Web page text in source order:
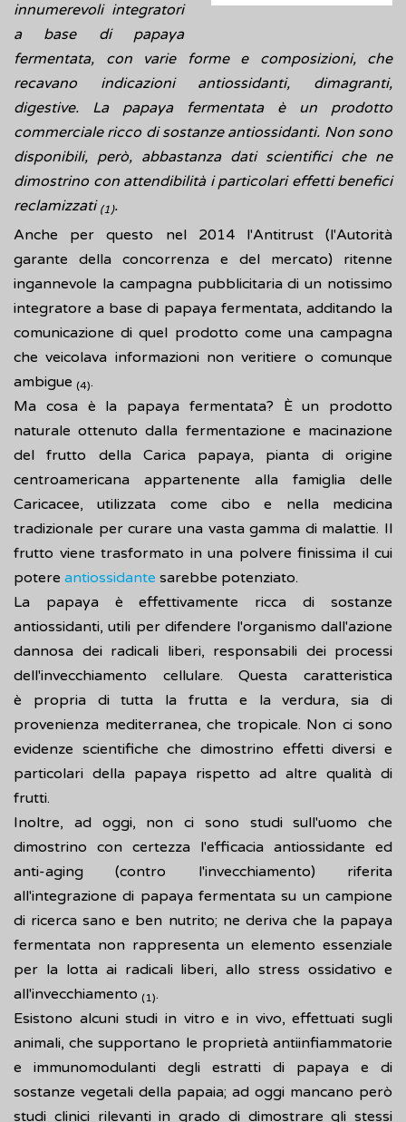
innumerevoli integratori
a base di papaya
fermentata, con varie forme e composizioni, che
recavano indicazioni antiossidanti, dimagranti,
digestive. La papaya fermentata è un prodotto
commerciale ricco di sostanze antiossidanti. Non sono
disponibili, però, abbastanza dati scientifici che ne
dimostrino con attendibilità i particolari effetti benefici
reclamizzati (1).
Anche per questo nel 2014 l'Antitrust (l'Autorità
garante della concorrenza e del mercato) ritenne
ingannevole la campagna pubblicitaria di un notissimo
integratore a base di papaya fermentata, additando la
comunicazione di quel prodotto come una campagna
che veicolava informazioni non veritiere o comunque
ambigue (4).
Ma cosa è la papaya fermentata? È un prodotto
naturale ottenuto dalla fermentazione e macinazione
del frutto della Carica papaya, pianta di origine
centroamericana appartenente alla famiglia delle
Caricacee, utilizzata come cibo e nella medicina
tradizionale per curare una vasta gamma di malattie. Il
frutto viene trasformato in una polvere finissima il cui
potere antiossidante sarebbe potenziato.
La papaya è effettivamente ricca di sostanze
antiossidanti, utili per difendere l'organismo dall'azione
dannosa dei radicali liberi, responsabili dei processi
dell'invecchiamento cellulare. Questa caratteristica
è propria di tutta la frutta e la verdura, sia di
provenienza mediterranea, che tropicale. Non ci sono
evidenze scientifiche che dimostrino effetti diversi e
particolari della papaya rispetto ad altre qualità di
frutti.
Inoltre, ad oggi, non ci sono studi sull'uomo che
dimostrino con certezza l'efficacia antiossidante ed
anti-aging (contro l'invecchiamento) riferita
all'integrazione di papaya fermentata su un campione
di ricerca sano e ben nutrito; ne deriva che la papaya
fermentata non rappresenta un elemento essenziale
per la lotta ai radicali liberi, allo stress ossidativo e
all'invecchiamento (1).
Esistono alcuni studi in vitro e in vivo, effettuati sugli
animali, che supportano le proprietà antiinfiammatorie
e immunomodulanti degli estratti di papaya e di
sostanze vegetali della papaia; ad oggi mancano però
studi clinici rilevanti in grado di dimostrare gli stessi